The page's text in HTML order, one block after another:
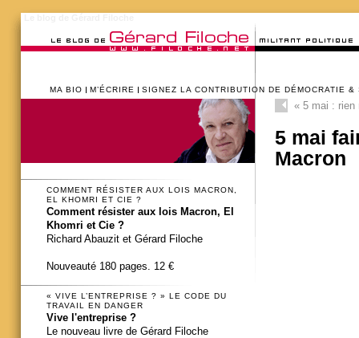
MA BIO M’ÉCRIRE SIGNEZ LA CONTRIBUTION DE DÉMOCRATIE &
«5 mai : rien
5 mai
Macron
COMMENT RÉSISTER AUX LOIS MACRON,
EL KHOMRI ET CIE ?
Comment résister aux lois Macron, El
Khomri et Cie ?
Richard Abauzit et Gérard Filoche
Nouveauté 180 pages. 12 €
« VIVE L’ENTREPRISE ? » LE CODE DU
TRAVAIL EN DANGER
Vive l'entreprise ?
Le nouveau livre de Gérard Filoche